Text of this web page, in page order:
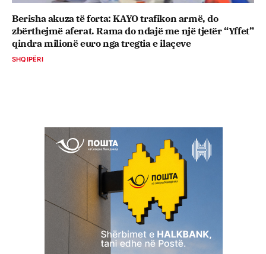
Berisha akuza të forta: KAYO trafikon armë, do
zbërthejmë aferat. Rama do ndajë me një tjetër “Yffet”
qindra milionë euro nga tregtia e ilaçeve
SHQIPËRI